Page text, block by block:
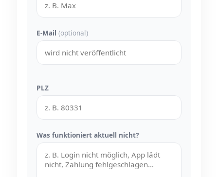
E-Mail (optional)
PLZ
Was funktioniert aktuell nicht?